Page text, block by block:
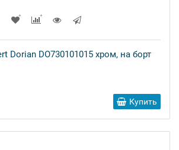
Dorian DO730101015 хром, на борт
Купить